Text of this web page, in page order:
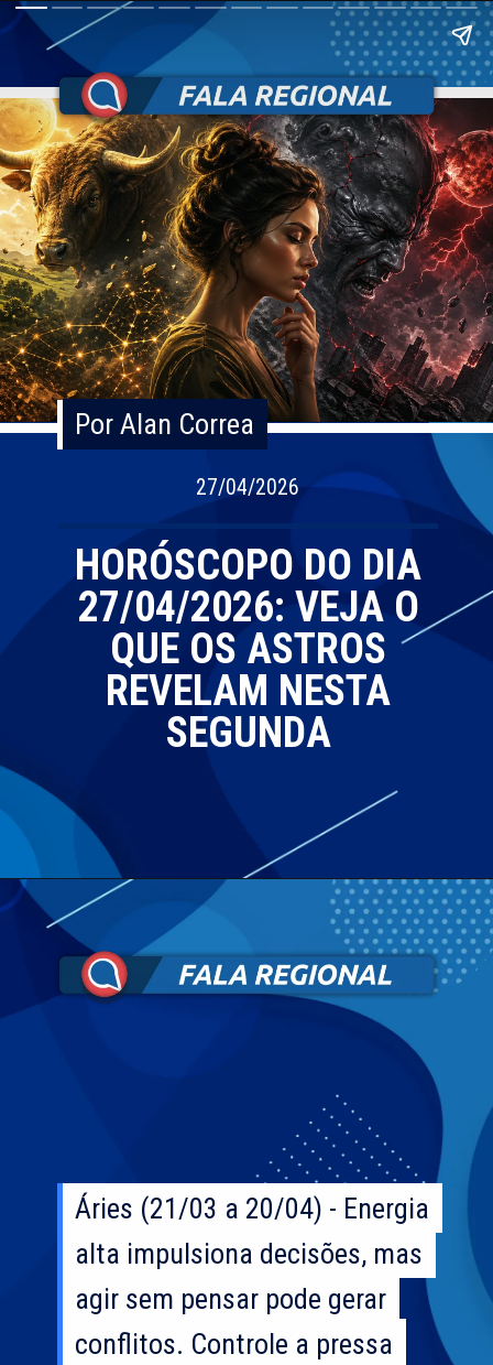
27/04/2026
HORÓSCOPO DO DIA
27/04/2026: VEJA O
QUE OS ASTROS
REVELAM NESTA
SEGUNDA
Por Alan Correa
Por Alan Correa
Áries (21/03 a 20/04) - Energia
alta impulsiona decisões, mas
agir sem pensar pode gerar
conflitos. Controle a pressa
Áries (21/03 a 20/04) - Energia
alta impulsiona decisões, mas
agir sem pensar pode gerar
conflitos. Controle a pressa